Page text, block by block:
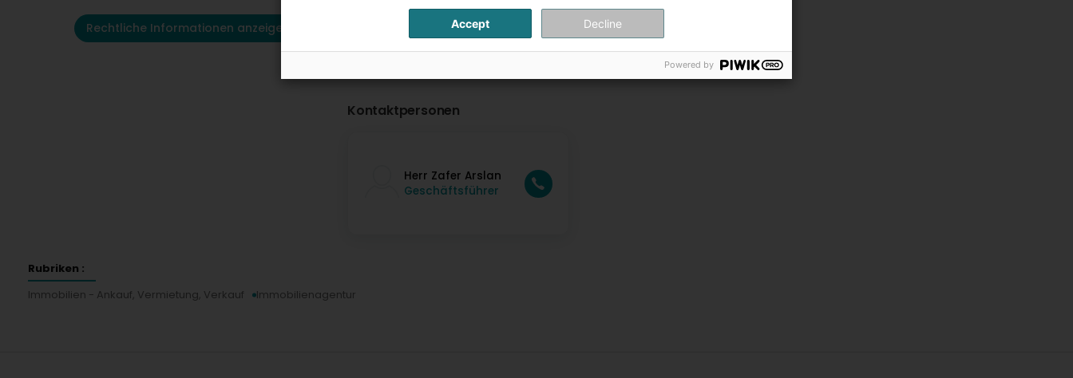
Rechtliche Informationen anzeigen
Kontaktpersonen
Herr Zafer Arslan
Geschäftsführer
Rubriken :
Immobilien - Ankauf, Vermietung, Verkauf
Immobilienagentur
Accept Decline
Powered by